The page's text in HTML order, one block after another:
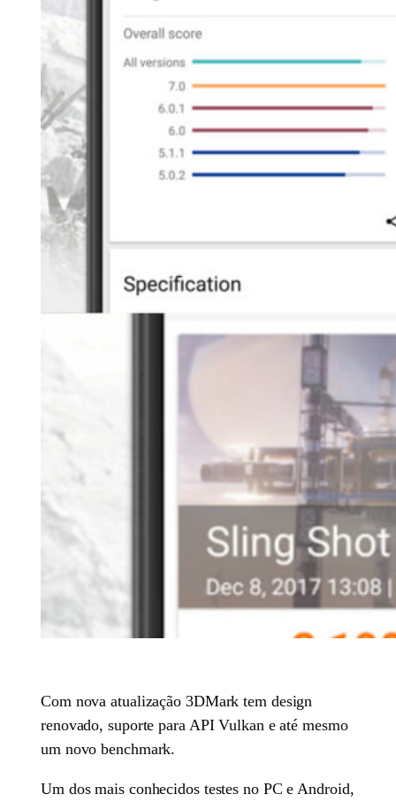
Com nova atualização 3DMark tem design
renovado, suporte para API Vulkan e até mesmo
um novo benchmark.
Um dos mais conhecidos testes no PC e Android,